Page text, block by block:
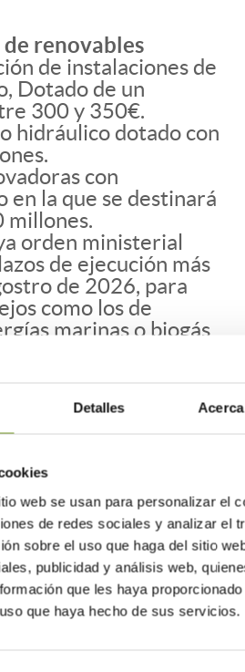
Detalles
web se usan para personalizar el
de redes sociales y analizar el
sobre el uso que haga del sitio
publicidad y análisis web,
que les haya
que haya hecho de sus servicios.
renovables
de instalaciones de
Dotado de un
300 y 350€.
hidráulico dotado con
con
en la que se destinará
millones.
orden ministerial
de ejecución más
de 2026, para
como los de
marinas o biogás
PRTR.
movilidad eléctrica
de recarga en
150 a 200 millones.
electrificados (Moves
de 50
innovadores
y residencial